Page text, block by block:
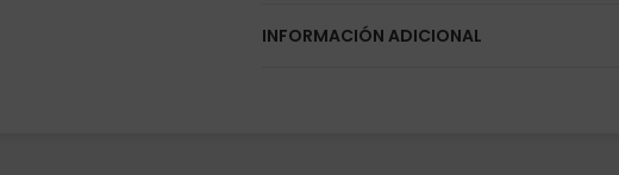
INFORMACIÓN ADICIONAL